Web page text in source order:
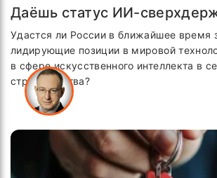
Даёшь статус ИИ-
Удастся ли России в ближайшее время
лидирующие позиции в мировой
в сфере искусственного интеллекта в
строительства?